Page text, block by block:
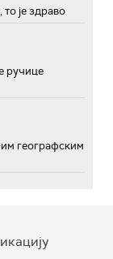
је здраво
ручице
географским